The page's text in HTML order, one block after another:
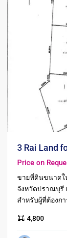
3 Rai Land
Price on
ขายที่ดินขนาดใ
จังหวัดปราณบุรี
สำหรับผู้ที่ต้องก
4,800
Pranburi,
ปากน้ำ
-
Pak